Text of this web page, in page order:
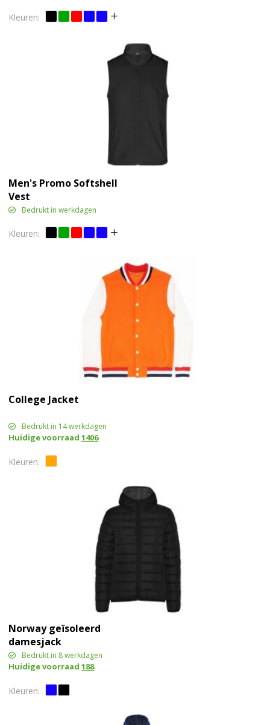
Men's Promo Softshell
Vest
Bedrukt in werkdagen
College Jacket
Bedrukt in 14 werkdagen
Huidige voorraad1406
Norway geïsoleerd
damesjack
Bedrukt in 8 werkdagen
Huidige voorraad188